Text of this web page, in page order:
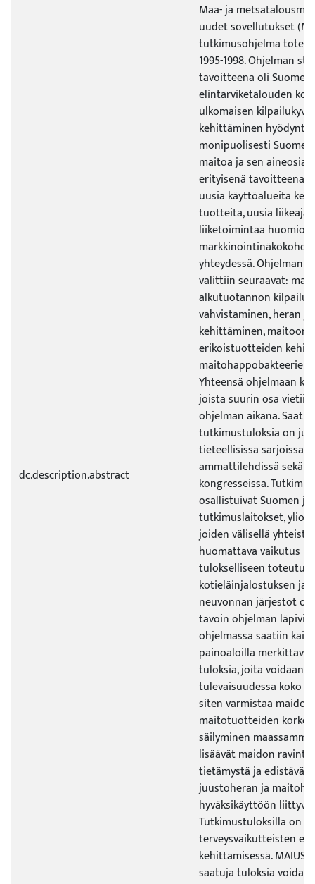
dc.description.abstract
Maa- ja
uudet sovellutukset
tutkimusohjelma
1995-1998. Ohjelman
tavoitteena oli Suomen
elintarviketalouden
ulkomaisen
kehittäminen
monipuolisesti
maitoa ja sen aineosia.
erityisenä tavoitteena
uusia käyttöalueita
tuotteita, uusia
liiketoimintaa
yhteydessä. Ohjelman
valittiin seuraavat:
alkutuotannon
vahvistaminen, heran
kehittäminen, maitoon
erikoistuotteiden
maitohappobakteerien
Yhteensä ohjelmaan
joista suurin osa vietiin
ohjelman aikana.
tutkimustuloksia on
tieteellisissä sarjoissa
ammattilehdissä sekä
kongresseissa.
osallistuivat Suomen
tutkimuslaitokset,
joiden välisellä
huomattava vaikutus
tulokselliseen
kotieläinjalostuksen ja
neuvonnan järjestöt
tavoin ohjelman
ohjelmassa saatiin
painoaloilla
tuloksia, joita voidaan
tulevaisuudessa koko
siten varmistaa
maitotuotteiden
säilyminen
lisäävät maidon
tietämystä ja edistävät
juustoheran ja
hyväksikäyttöön
Tutkimustuloksilla on
terveysvaikutteisten
kehittämisessä. MAIUS-
saatuja tuloksia